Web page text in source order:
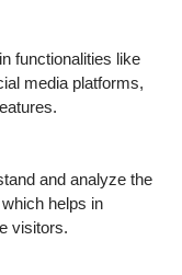
functionalities like
media platforms,
and analyze the
helps in
visitors.